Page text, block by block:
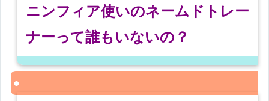
ニンフィア使いのネームドトレー
ナーって誰もいないの？